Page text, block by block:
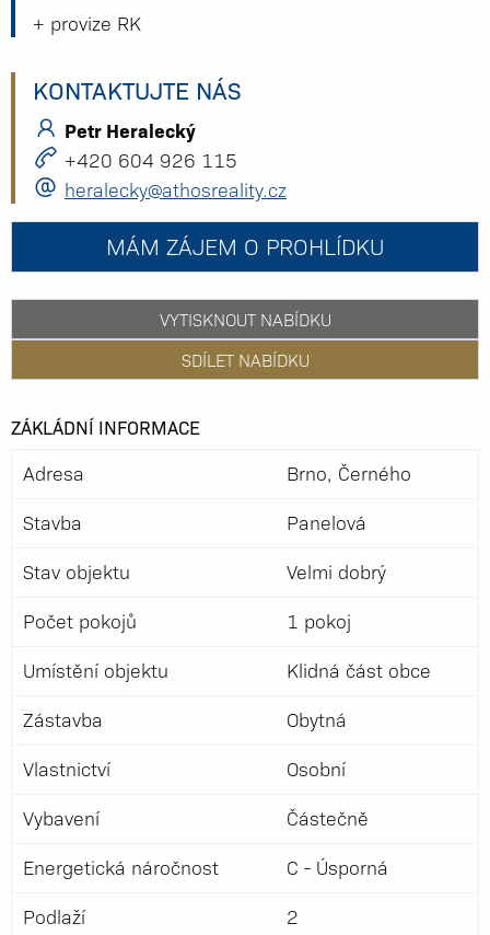
+ provize RK
KONTAKTUJTE NÁS
Petr Heralecký
+420 604 926 115
heralecky@athosreality.cz
MÁM ZÁJEM O PROHLÍDKU
VYTISKNOUT NABÍDKU
SDÍLET NABÍDKU
ZÁKLÁDNÍ INFORMACE
Adresa
Brno, Černého
Stavba
Panelová
Stav objektu
Velmi dobrý
Počet pokojů
1 pokoj
Umístění objektu
Klidná část obce
Zástavba
Obytná
Vlastnictví
Osobní
Vybavení
Částečně
Energetická náročnost
C - Úsporná
Podlaží
2